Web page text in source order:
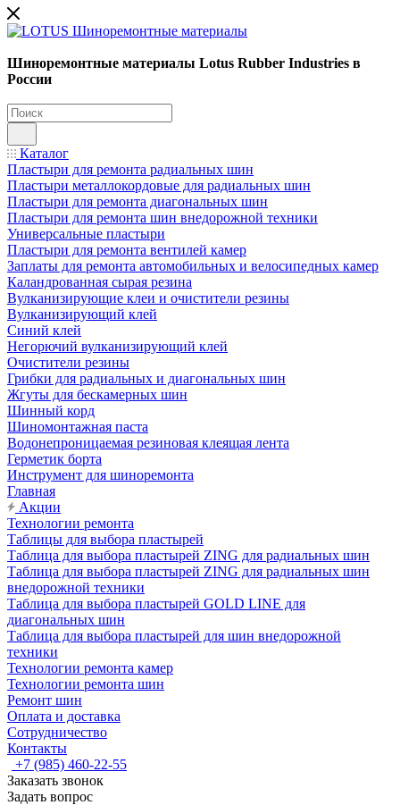
Шиноремонтные материалы Lotus Rubber Industries в
России
Каталог
Пластыри для ремонта радиальных шин
Пластыри металлокордовые для радиальных шин
Пластыри для ремонта диагональных шин
Пластыри для ремонта шин внедорожной техники
Универсальные пластыри
Пластыри для ремонта вентилей камер
Заплаты для ремонта автомобильных и велосипедных камер
Каландрованная сырая резина
Вулканизирующие клеи и очистители резины
Вулканизирующий клей
Синий клей
Негорючий вулканизирующий клей
Очистители резины
Грибки для радиальных и диагональных шин
Жгуты для бескамерных шин
Шинный корд
Шиномонтажная паста
Водонепроницаемая резиновая клеящая лента
Герметик борта
Инструмент для шиноремонта
Главная
Акции
Технологии ремонта
Таблицы для выбора пластырей
Таблица для выбора пластырей ZING для радиальных шин
Таблица для выбора пластырей ZING для радиальных шин
внедорожной техники
Таблица для выбора пластырей GOLD LINE для
диагональных шин
Таблица для выбора пластырей для шин внедорожной
техники
Технологии ремонта камер
Технологии ремонта шин
Ремонт шин
Оплата и доставка
Сотрудничество
Контакты
+7 (985) 460-22-55
Заказать звонок
Задать вопрос